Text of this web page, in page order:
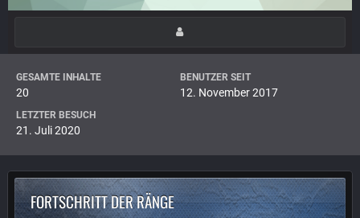
GESAMTE INHALTE
20
BENUTZER SEIT
12. November 2017
LETZTER BESUCH
21. Juli 2020
FORTSCHRITT DER RÄNGE